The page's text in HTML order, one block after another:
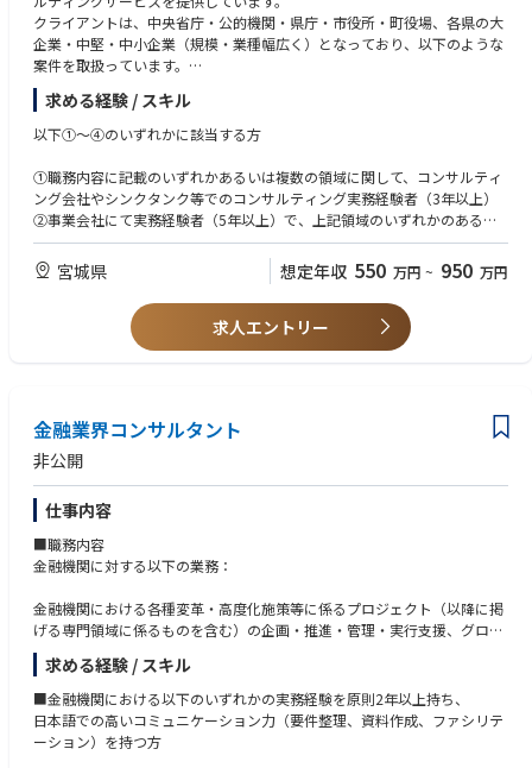
クライアントは、中央省庁・公的機関・県庁・市役所・町役場、各県の大
企業・中堅・中小企業（規模・業種幅広く）となっており、以下のような
案件を取扱っています。
①公共（官公庁・公的機関等）・地方自治体を対象としたコンサルティン
グ
近年、官公庁・地方自治体より社会・地域課題/アジェンダに関する相談
が増加しており、産業振興戦略・施策の提言/策定、起業・スタートアッ
プ企業の創出・成長支援やプラットフォーム構築運営、企業や行政のデジ
たるコンサルティング業務のテーマを扱います。
■中小企業・スタートアップ成長支援
■企業/行政/まちづくり等に係るデジタル化・DX施策
■大学や自治体、企業等に対する官民連携事業
②大企業・中堅・中小企業を対象とした経営コンサルティング
東北エリアを中心に民間企業が抱える様々な経営課題に対する経営コンサ
ルティングサービスを提供しています。
昨今は人手不足や働き方改革を背景とした人事労務管理や業務の効率化、
会計面でのコンプライアンスの強化、サステナビリティなど経営管理にお
ける幅広い課題の解決が求められています。
■全社ビジョン・中期経営計画・事業計画の策定
■管理会計・原価管理制度構築
■組織・人事制度の策定や運用
■情報システム・業務プロセス（デジタルトランスフォーメーション含
■内部統制・ガバナンス
■IPO
■M&A（財務税務デューディリジェンス・M&A後の統合業務等）
求める経験 / スキル
以下①～④のいずれかに該当する方
①職務内容に記載のいずれかあるいは複数の領域に関して、コンサルティ
ング会社やシンクタンク等でのコンサルティング実務経験者（3年以上）
②事業会社にて実務経験者（5年以上）で、上記領域のいずれかのあるい
は複数のプロジェクトに関与された経験のある方
③事業会社でシステム開発・管理またはシステム監査の経験者（3年以
上）
④大手ITコンサルティング会社や監査法人でITコンサルティング・システ
ム監査の経験者（2年以上）
宮城県 想定年収 550 万円 ~ 950 万円
求人エントリー
金融業界コンサルタント
非公開
仕事内容
■職務内容
金融機関に対する以下の業務：
金融機関における各種変革・高度化施策等に係るプロジェクト（以降に掲
げる専門領域に係るものを含む）の企画・推進・管理・実行支援、グロー
バルコーディネーション支援（PwCグローバルネットワークとの連携によ
る海外動向調査・分析、海外拠点を持つ金融機関に対するクロスボーダー
対応・日本サイドのリード・コーディネーション等）
国内外の金融規制に対する、法規制・当局動向調査、規制の分析・影響評
求める経験 / スキル
■金融機関における以下のいずれかの実務経験を原則2年以上持ち、
日本語での高いコミュニケーション力（要件整理、資料作成、ファシリテ
ーション）を持つ方